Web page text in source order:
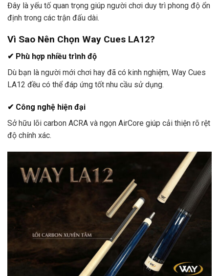
Đây là yếu tố quan trọng giúp người chơi duy trì phong độ ổn
định trong các trận đấu dài.
Vì Sao Nên Chọn Way Cues LA12?
✔ Phù hợp nhiều trình độ
Dù bạn là người mới chơi hay đã có kinh nghiệm, Way Cues
LA12 đều có thể đáp ứng tốt nhu cầu sử dụng.
✔ Công nghệ hiện đại
Sở hữu lõi carbon ACRA và ngọn AirCore giúp cải thiện rõ rệt
độ chính xác.